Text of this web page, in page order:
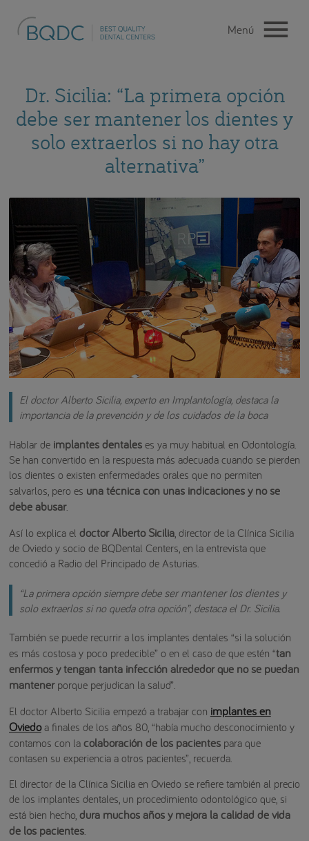
Dr. Sicilia: “La primera opción
debe ser mantener los dientes y
solo extraerlos si no hay otra
alternativa”
El doctor Alberto Sicilia, experto en Implantología, destaca la
importancia de la prevención y de los cuidados de la boca
Hablar de implantes dentaleses ya muy habitual en Odontología.
Se han convertido en la respuesta más adecuada cuando se pierden
los dientes o existen enfermedades orales que no permiten
salvarlos, pero es una técnica con unas indicaciones y no se
debe abusar.
Así lo explica el doctor Alberto Sicilia, director de la Clínica Sicilia
de Oviedo y socio de BQDental Centers, en la entrevista que
concedió a Radio del Principado de Asturias.
“La primera opción siempre debe ser mantener los dientesy
solo extraerlos si no queda otra opción”, destaca el Dr. Sicilia.
También se puede recurrir a los implantes dentales “si la solución
es más costosa y poco predecible” o en el caso de que estén “tan
enfermos y tengan tanta infección alrededor que no se puedan
mantenerporque perjudican la salud”.
El doctor Alberto Sicilia empezó a trabajar con implantes en
Oviedoa finales de los años 80, “había mucho desconocimiento y
contamos con la colaboración de los pacientespara que
contasen su experiencia a otros pacientes”, recuerda.
El director de la Clínica Sicilia en Oviedo se refiere también al precio
de los implantes dentales, un procedimiento odontológico que, si
está bien hecho, dura muchos años y mejora la calidad de vida
de los pacientes.